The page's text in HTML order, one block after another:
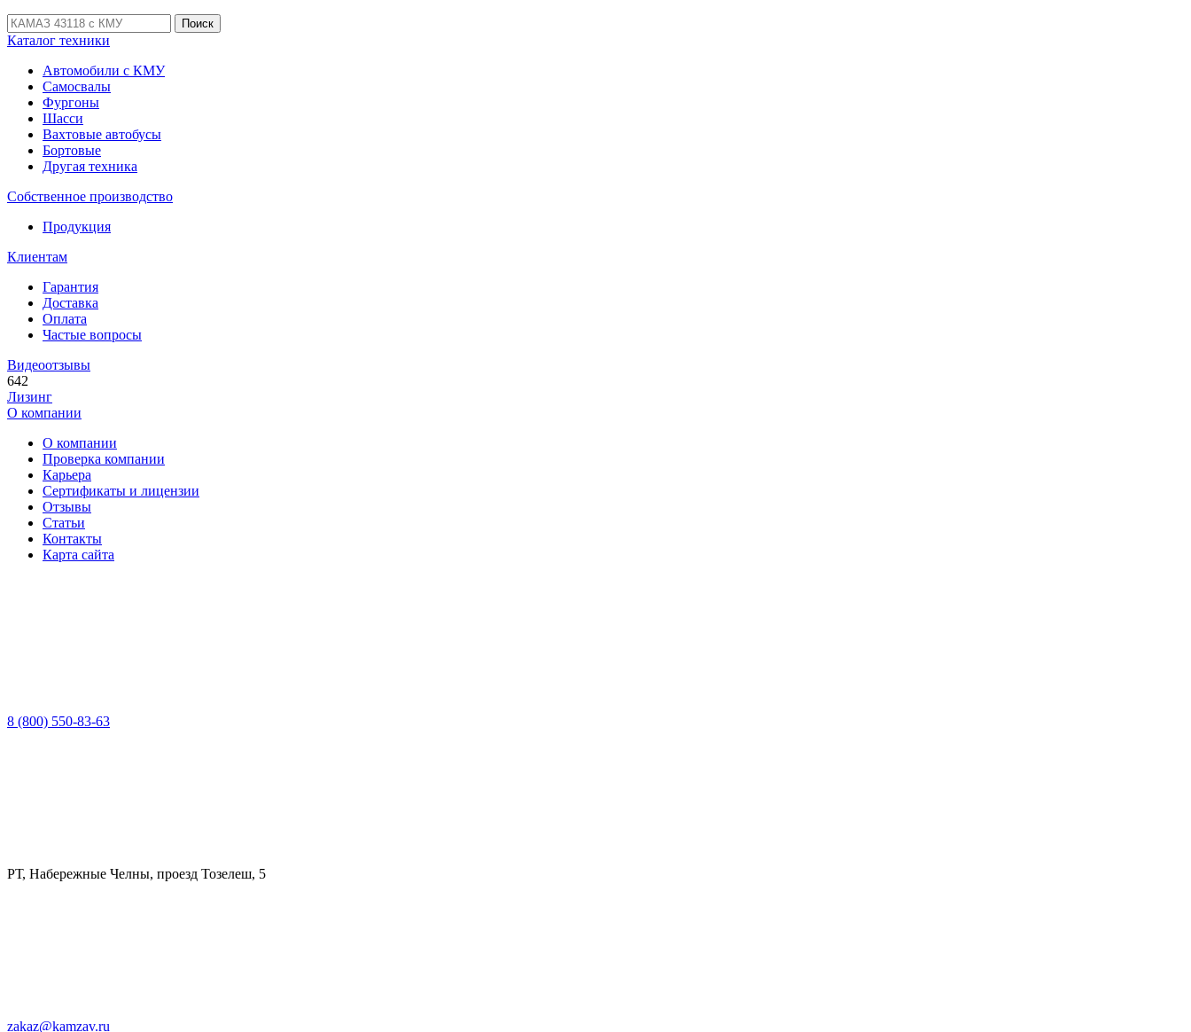
Поиск
Каталог техники
Автомобили с КМУ
Самосвалы
Фургоны
Шасси
Вахтовые автобусы
Бортовые
Другая техника
Собственное производство
Продукция
Клиентам
Гарантия
Доставка
Оплата
Частые вопросы
Видеоотзывы
642
Лизинг
О компании
О компании
Проверка компании
Карьера
Сертификаты и лицензии
Отзывы
Статьи
Контакты
Карта сайта
8 (800) 550-83-63
РТ, Набережные Челны, проезд Тозелеш, 5
zakaz@kamzav.ru